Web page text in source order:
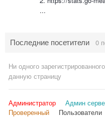
...
Последние посетители 0
Ни одного
данную страницу
Администратор Админ
Проверенный
Пользователи